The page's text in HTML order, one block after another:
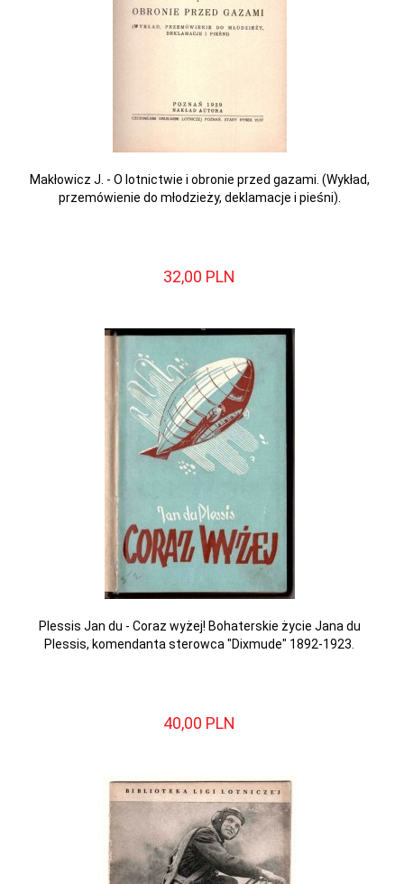
Makłowicz J. - O lotnictwie i obronie przed gazami. (Wykład,
przemówienie do młodzieży, deklamacje i pieśni).
32,00 PLN
Plessis Jan du - Coraz wyżej! Bohaterskie życie Jana du
Plessis, komendanta sterowca "Dixmude" 1892-1923.
40,00 PLN